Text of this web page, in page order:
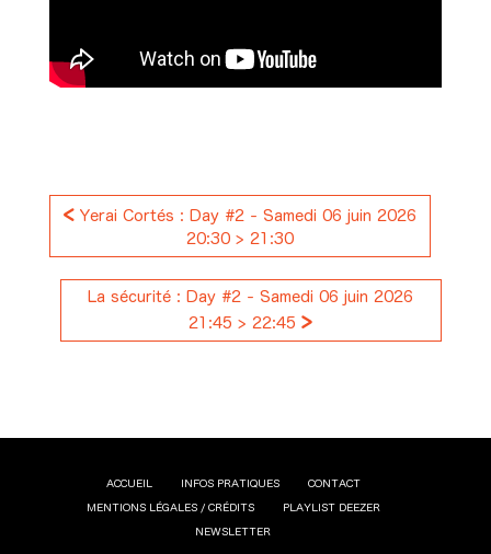
<Yerai Cortés : Day #2 - Samedi 06 juin 2026
20:30 > 21:30
La sécurité : Day #2 - Samedi 06 juin 2026
21:45 > 22:45>
ACCUEIL INFOS PRATIQUES CONTACT
MENTIONS LÉGALES / CRÉDITS PLAYLIST DEEZER
NEWSLETTER